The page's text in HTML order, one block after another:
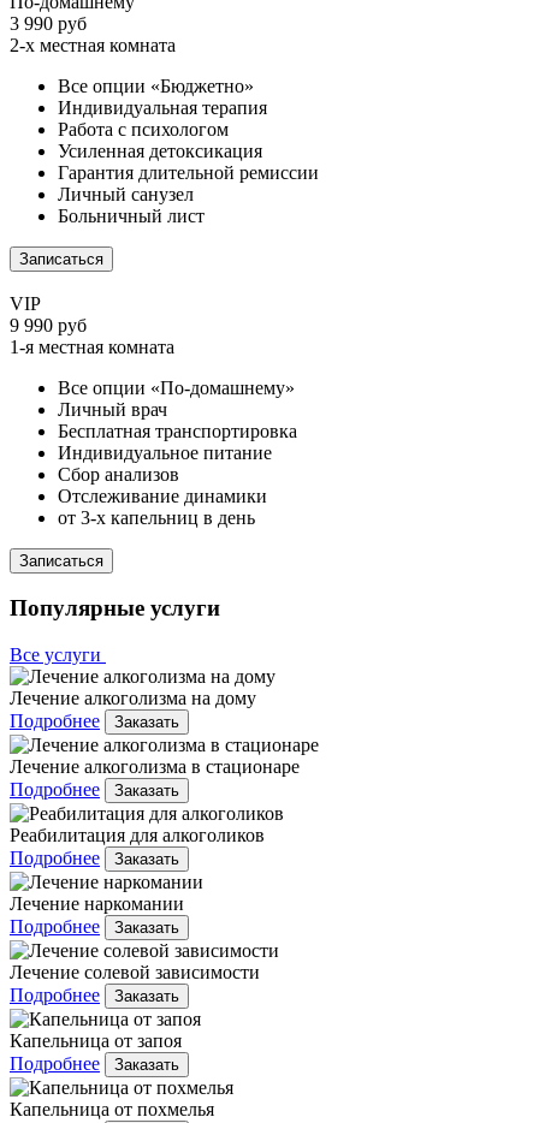
3 990 руб
2-х местная комната
Все опции «Бюджетно»
Индивидуальная терапия
Работа с психологом
Усиленная детоксикация
Гарантия длительной ремиссии
Личный санузел
Больничный лист
Записаться
VIP
9 990 руб
1-я местная комната
Все опции «По-домашнему»
Личный врач
Бесплатная транспортировка
Индивидуальное питание
Сбор анализов
Отслеживание динамики
от 3-х капельниц в день
Записаться
Популярные услуги
Все услуги
Лечение алкоголизма на дому
Подробнее
Заказать
Лечение алкоголизма в стационаре
Подробнее
Заказать
Реабилитация для алкоголиков
Подробнее
Заказать
Лечение наркомании
Подробнее
Заказать
Лечение солевой зависимости
Подробнее
Заказать
Капельница от запоя
Подробнее
Заказать
Капельница от похмелья